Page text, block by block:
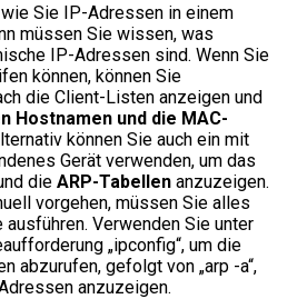
Sie IP-Adressen in einem
müssen Sie wissen, was
IP-Adressen sind. Wenn Sie
können, können Sie
die Client-Listen anzeigen und
Hostnamen und die MAC-
können Sie auch ein mit
Gerät verwenden, um das
die ARP-Tabellen anzuzeigen.
vorgehen, müssen Sie alles
Verwenden Sie unter
„ipconfig“, um die
abzurufen, gefolgt von „arp -a“,
anzuzeigen.